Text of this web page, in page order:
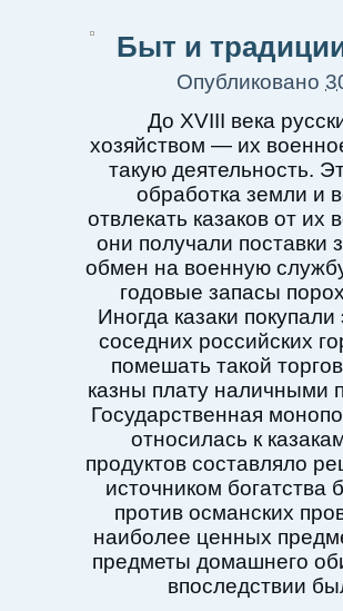
Быт и
Опубликовано
До XVIII века
хозяйством — их
такую ​​деятельность.
обработка земли и
отвлекать казаков от
они получали
обмен на военную
годовые запасы
Иногда казаки
соседних российских
помешать такой
казны плату наличными
Государственная
относилась к
продуктов составляло
источником
против османских
наиболее ценных
предметы домашнего
впоследствии